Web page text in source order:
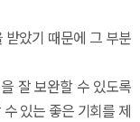
받았기 때문에 그 부분
잘 보완할 수 있도록
있는 좋은 기회를 제